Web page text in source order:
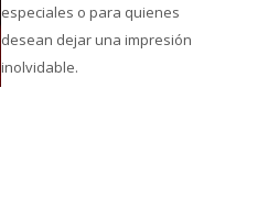
especiales o para quienes
desean dejar una impresión
inolvidable.